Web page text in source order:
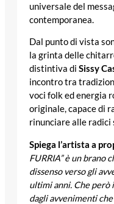
universale del
contemporanea.
Dal punto di vista
la grinta delle
distintiva di Sissy
incontro tra
voci folk ed energia
originale, capace di
rinunciare alle radici
Spiega l’artista a
FURRIA” è un brano
dissenso verso gli
ultimi anni. Che però
dagli avvenimenti